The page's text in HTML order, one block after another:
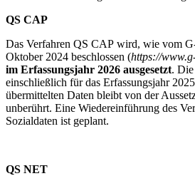
QS CAP
Das Verfahren QS CAP wird, wie vom
Oktober 2024 beschlossen (https://
im Erfassungsjahr 2026 ausgesetzt.
einschließlich für das Erfassungsjahr
übermittelten Daten bleibt von der
unberührt. Eine Wiedereinführung des
Sozialdaten ist geplant.
QS NET